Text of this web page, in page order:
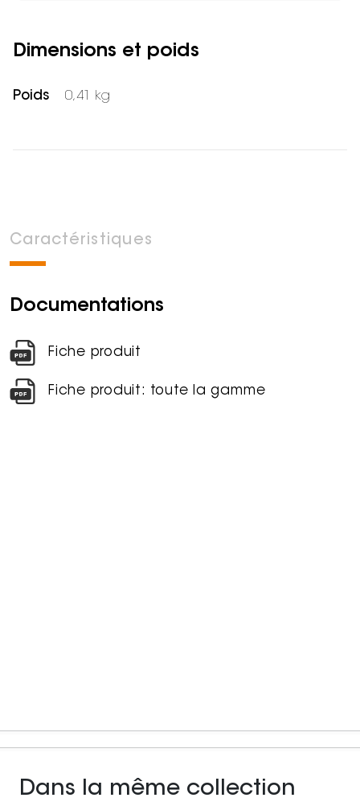
Dimensions et poids
Poids 0,41 kg
Caractéristiques
Documentations
Fiche produit
Fiche produit: toute la gamme
Dans la même collection